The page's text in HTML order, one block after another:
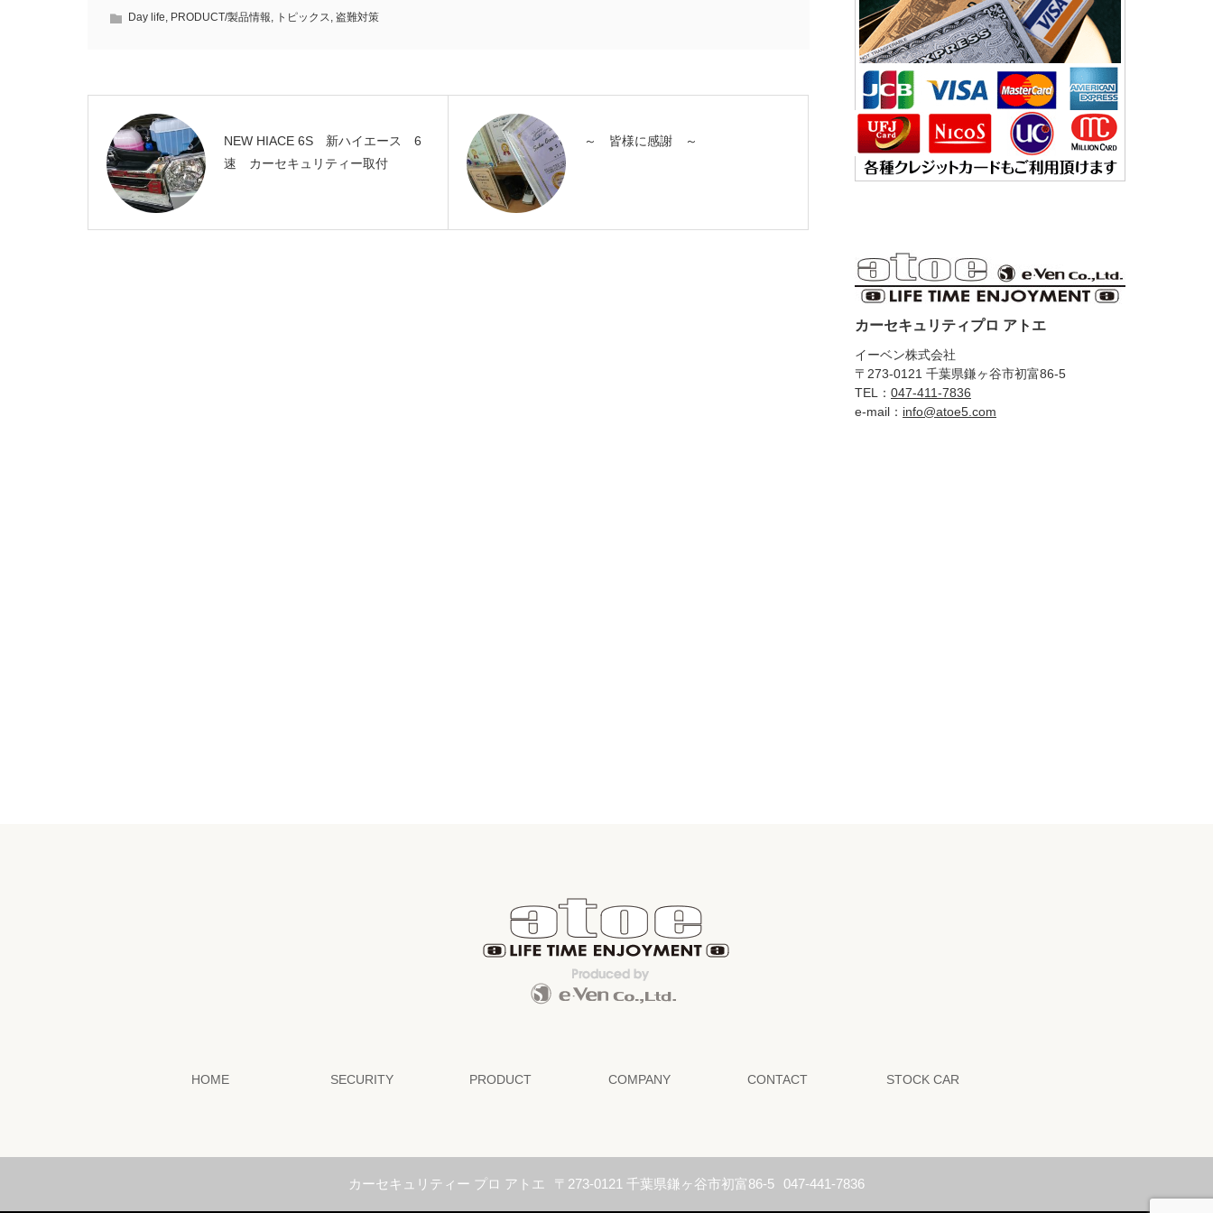
Day life, PRODUCT/製品情報, トピックス, 盗難対策
NEW HIACE 6S 新ハイエース 6
速 カーセキュリティー取付
～ 皆様に感謝 ～
カーセキュリティプロ アトエ
イーベン株式会社
〒273-0121 千葉県鎌ヶ谷市初富86-5
TEL： 047-411-7836
e-mail： info@atoe5.com
HOME SECURITY PRODUCT COMPANY CONTACT STOCK CAR
カーセキュリティー プロ アトエ 〒273-0121 千葉県鎌ヶ谷市初富86-5 047-441-7836